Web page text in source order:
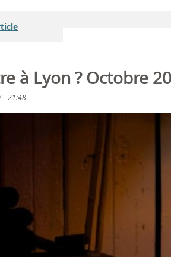
à Lyon ? Octobre
- 21:48